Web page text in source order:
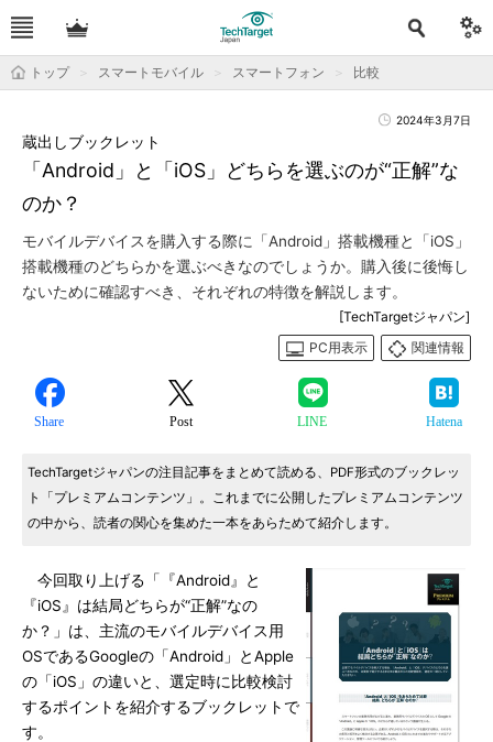
トップ スマートモバイル スマートフォン 比較
2024年3月7日
「Android」と「iOS」どちらを選ぶのが“正解”な
のか？
蔵出しブックレット
モバイルデバイスを購入する際に「Android」搭載機種と「iOS」
搭載機種のどちらかを選ぶべきなのでしょうか。購入後に後悔し
ないために確認すべき、それぞれの特徴を解説します。
[TechTargetジャパン]
PC用表示
関連情報
Share Post LINE Hatena
TechTargetジャパンの注目記事をまとめて読める、PDF形式のブックレッ
ト「プレミアムコンテンツ」。これまでに公開したプレミアムコンテンツ
の中から、読者の関心を集めた一本をあらためて紹介します。
今回取り上げる「『Android』と
『iOS』は結局どちらが“正解”なの
か？」は、主流のモバイルデバイス用
OSであるGoogleの「Android」とApple
の「iOS」の違いと、選定時に比較検討
するポイントを紹介するブックレットで
す。